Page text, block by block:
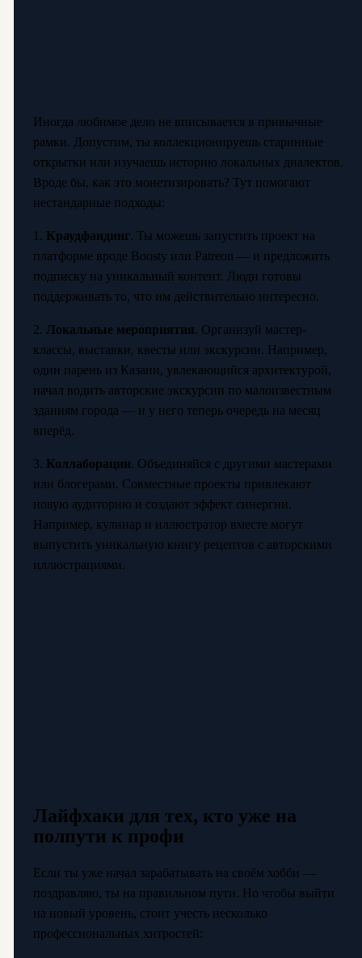
Иногда любимое дело не вписывается в привычные
рамки. Допустим, ты коллекционируешь старинные
открытки или изучаешь историю локальных диалектов.
Вроде бы, как это монетизировать? Тут помогают
нестандарные подходы:
1. Краудфандинг. Ты можешь запустить проект на
платформе вроде Boosty или Patreon — и предложить
подписку на уникальный контент. Люди готовы
поддерживать то, что им действительно интересно.
2. Локальные мероприятия. Организуй мастер-
классы, выставки, квесты или экскурсии. Например,
один парень из Казани, увлекающийся архитектурой,
начал водить авторские экскурсии по малоизвестным
зданиям города — и у него теперь очередь на месяц
вперёд.
3. Коллаборации. Объединяйся с другими мастерами
или блогерами. Совместные проекты привлекают
новую аудиторию и создают эффект синергии.
Например, кулинар и иллюстратор вместе могут
выпустить уникальную книгу рецептов с авторскими
иллюстрациями.
Лайфхаки для тех, кто уже на
полпути к профи
Если ты уже начал зарабатывать на своём хобби —
поздравляю, ты на правильном пути. Но чтобы выйти
на новый уровень, стоит учесть несколько
профессиональных хитростей: